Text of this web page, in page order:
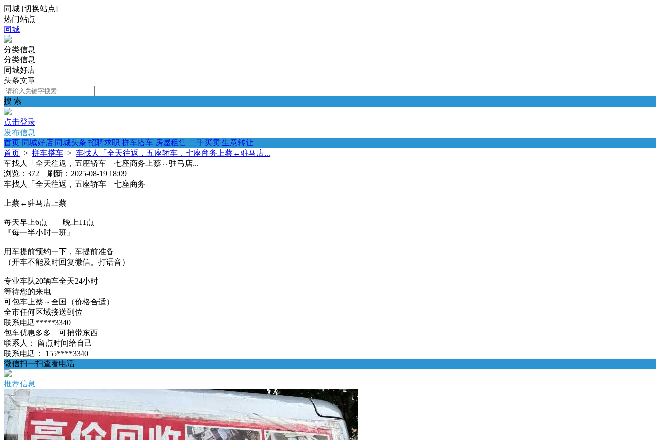
同城 [切换站点]
热门站点
同城
分类信息
分类信息
同城好店
头条文章
搜 索
点击登录
发布信息
首页 同城好店 同城头条 招聘求职 拼车搭车 房屋租售 二手买卖 生意转让
首页 > 拼车搭车 > 车找人「全天往返，五座轿车，七座商务上蔡↔️驻马店...
车找人「全天往返，五座轿车，七座商务上蔡↔️驻马店...
浏览：372 刷新：2025-08-19 18:09
车找人「全天往返，五座轿车，七座商务
上蔡↔️驻马店上蔡
每天早上6点——晚上11点
『每一半小时一班』
用车提前预约一下，车提前准备
（开车不能及时回复微信。打语音）
专业车队20辆车全天24小时
等待您的来电
可包车上蔡～全国（价格合适）
全市任何区域接送到位
联系电话*****3340
包车优惠多多，可捎带东西
联系人：
留点时间给自己
联系电话：
155****3340
微信扫一扫查看电话
推荐信息